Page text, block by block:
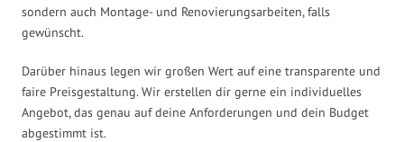
sondern auch Montage- und Renovierungsarbeiten, falls
gewünscht.
Darüber hinaus legen wir großen Wert auf eine transparente und
faire Preisgestaltung. Wir erstellen dir gerne ein individuelles
Angebot, das genau auf deine Anforderungen und dein Budget
abgestimmt ist.